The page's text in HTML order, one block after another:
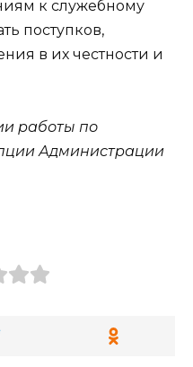
к служебному
поступков,
в их честности и
работы по
Администрации